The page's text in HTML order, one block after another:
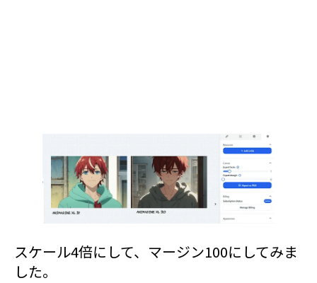
スケール4倍にして、マージン100にしてみま
した。